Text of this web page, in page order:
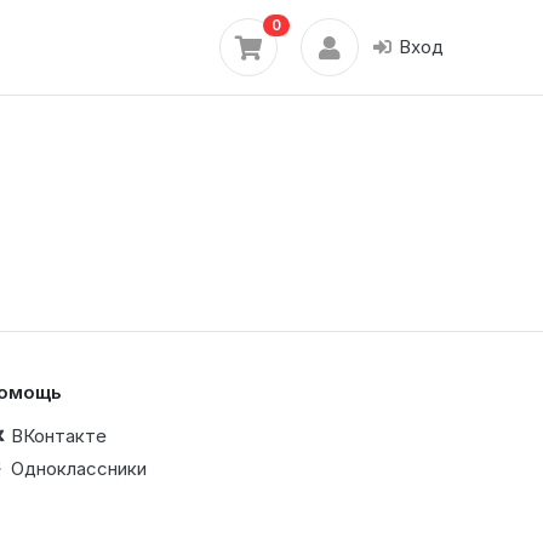
0
Вход
ВКонтакте
Одноклассники